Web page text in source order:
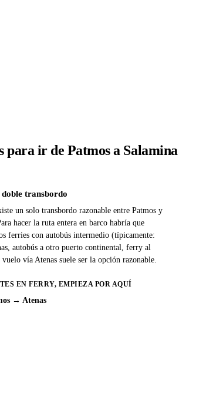
para ir de Patmos a Salamina
transbordo
un solo transbordo razonable entre Patmos y
hacer la ruta entera en barco habría que
ferries con autobús intermedio (típicamente:
autobús a otro puerto continental, ferry al
vía Atenas suele ser la opción razonable.
EN FERRY, EMPIEZA POR AQUÍ
→ Atenas